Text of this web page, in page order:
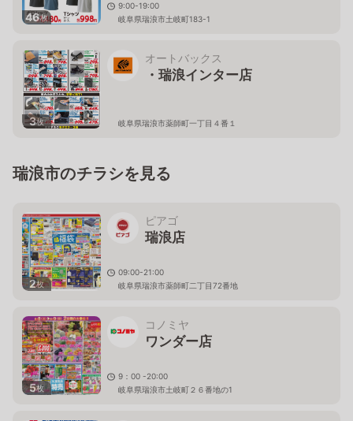
46枚
9:00-19:00
岐阜県瑞浪市土岐町183-1
3枚
オートバックス
・瑞浪インター店
岐阜県瑞浪市薬師町一丁目４番１
瑞浪市のチラシを見る
2枚
ピアゴ
瑞浪店
09:00-21:00
岐阜県瑞浪市薬師町二丁目72番地
5枚
コノミヤ
ワンダー店
9：00 -20:00
岐阜県瑞浪市土岐町２６番地の1